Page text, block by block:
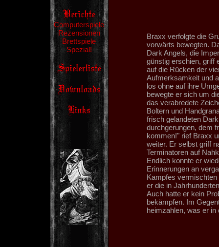
Computerspiele
Rezensionen
Brettspiele
Spezial!
Braxx verfolgte die
vorwärts bewegten.
Dark Angels, die
günstig erschien, griff
auf die Rücken der
Aufmerksamkeit und
los ohne auf ihre
bewegte er sich um
das verabredete
Boltern und
frisch gelandeten
durchgerungen, dem
kommen!" rief Braxx
weiter. Er selbst griff
Terminatoren auf
Endlich konnte er
Erinnerungen an
Kampfes
er die in
Auch hatte er kein
bekämpfen. Im
heimzahlen, was er in